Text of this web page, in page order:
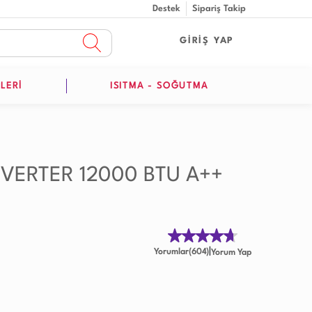
Destek Sipariş Takip
GİRİŞ YAP
ISITMA - SOĞUTMA
12000 BTU A++
Yorumlar(604) Yorum Yap